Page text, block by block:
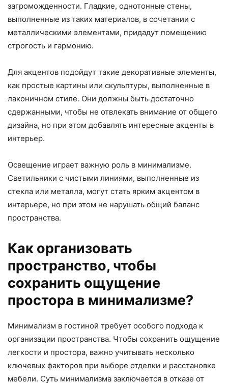
загроможденности. Гладкие, однотонные стены,
выполненные из таких материалов, в сочетании с
металлическими элементами, придадут помещению
строгость и гармонию.
Для акцентов подойдут такие декоративные элементы,
как простые картины или скульптуры, выполненные в
лаконичном стиле. Они должны быть достаточно
сдержанными, чтобы не отвлекать внимание от общего
дизайна, но при этом добавлять интересные акценты в
интерьер.
Освещение играет важную роль в минимализме.
Светильники с чистыми линиями, выполненные из
стекла или металла, могут стать ярким акцентом в
интерьере, но при этом не нарушать общий баланс
пространства.
Как организовать
пространство, чтобы
сохранить ощущение
простора в минимализме?
Минимализм в гостиной требует особого подхода к
организации пространства. Чтобы сохранить ощущение
легкости и простора, важно учитывать несколько
ключевых факторов при выборе отделки и расстановке
мебели. Суть минимализма заключается в отказе от